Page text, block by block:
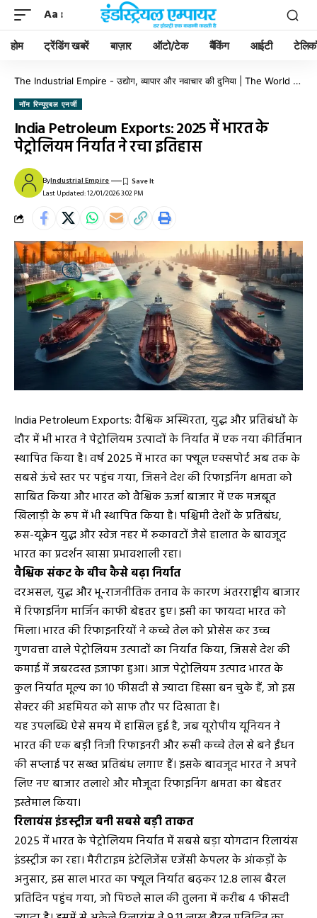
Aa
होम ट्रेंडिंग खबरें बाज़ार ऑटो/टेक बैंकिंग आईटी
The Industrial Empire - उद्योग, व्यापार और नवाचार की दुनिया | The World of Industry, Business & Innovation
नॉन रिन्यूएबल एनर्जी
India Petroleum Exports: 2025 में भारत के
पेट्रोलियम निर्यात ने रचा इतिहास
Last Updated: 12/01/2026 3:02 PM
ByIndustrial Empire
India Petroleum Exports: वैश्विक अस्थिरता, युद्ध और प्रतिबंधों के
दौर में भी भारत ने पेट्रोलियम उत्पादों के निर्यात में एक नया कीर्तिमान
स्थापित किया है। वर्ष 2025 में भारत का फ्यूल एक्सपोर्ट अब तक के
सबसे ऊंचे स्तर पर पहुंच गया, जिसने देश की रिफाइनिंग क्षमता को
साबित किया और भारत को वैश्विक ऊर्जा बाजार में एक मजबूत
खिलाड़ी के रूप में भी स्थापित किया है। पश्चिमी देशों के प्रतिबंध,
रूस-यूक्रेन युद्ध और स्वेज नहर में रुकावटों जैसे हालात के बावजूद
भारत का प्रदर्शन खासा प्रभावशाली रहा।
वैश्विक संकट के बीच कैसे बढ़ा निर्यात
दरअसल, युद्ध और भू-राजनीतिक तनाव के कारण अंतरराष्ट्रीय बाजार
में रिफाइनिंग मार्जिन काफी बेहतर हुए। इसी का फायदा भारत को
मिला। भारत की रिफाइनरियों ने कच्चे तेल को प्रोसेस कर उच्च
गुणवत्ता वाले पेट्रोलियम उत्पादों का निर्यात किया, जिससे देश की
कमाई में जबरदस्त इजाफा हुआ। आज पेट्रोलियम उत्पाद भारत के
कुल निर्यात मूल्य का 10 फीसदी से ज्यादा हिस्सा बन चुके हैं, जो इस
सेक्टर की अहमियत को साफ तौर पर दिखाता है।
यह उपलब्धि ऐसे समय में हासिल हुई है, जब यूरोपीय यूनियन ने
भारत की एक बड़ी निजी रिफाइनरी और रूसी कच्चे तेल से बने ईंधन
की सप्लाई पर सख्त प्रतिबंध लगाए हैं। इसके बावजूद भारत ने अपने
लिए नए बाजार तलाशे और मौजूदा रिफाइनिंग क्षमता का बेहतर
इस्तेमाल किया।
रिलायंस इंडस्ट्रीज बनी सबसे बड़ी ताकत
2025 में भारत के पेट्रोलियम निर्यात में सबसे बड़ा योगदान रिलायंस
इंडस्ट्रीज का रहा। मैरीटाइम इंटेलिजेंस एजेंसी केपलर के आंकड़ों के
अनुसार, इस साल भारत का फ्यूल निर्यात बढ़कर 12.8 लाख बैरल
प्रतिदिन पहुंच गया, जो पिछले साल की तुलना में करीब 4 फीसदी